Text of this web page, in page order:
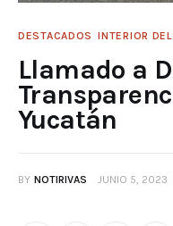
DESTACADOS INTERIOR
Llamado a
Yucatán
BY NOTIRIVAS JUNIO 5, 2023